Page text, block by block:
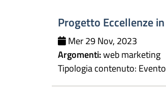
Progetto Eccellenze
Mer 29 Nov, 2023
Argomenti:web marketing
Tipologia contenuto: Evento